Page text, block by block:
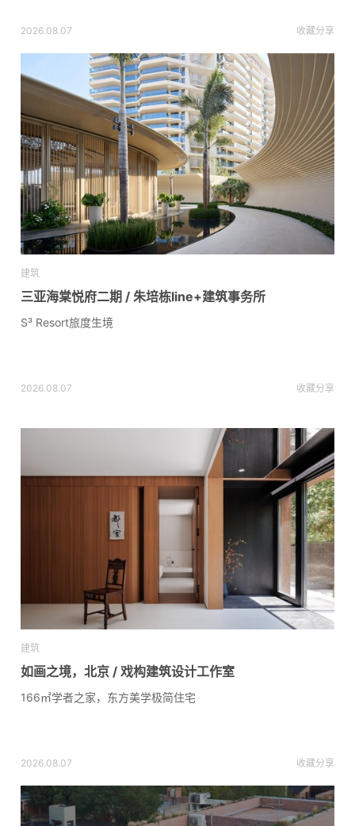
2026.08.07 收藏分享
建筑
三亚海棠悦府二期 / 朱培栋line+建筑事务所
S³ Resort旅度生境
2026.08.07 收藏分享
建筑
如画之境，北京 / 戏构建筑设计工作室
166㎡学者之家，东方美学极简住宅
2026.08.07 收藏分享